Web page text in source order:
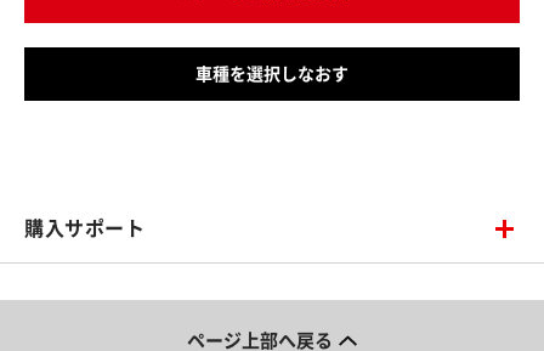
車種を選択しなおす
購入サポート
ページ上部へ戻る